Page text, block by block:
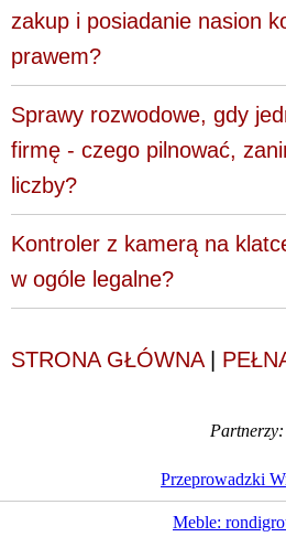
zakup i posiadanie nasion
prawem?
Sprawy rozwodowe, gdy
firmę - czego pilnować,
liczby?
Kontroler z kamerą na
w ogóle legalne?
STRONA GŁÓWNA|
Partnerzy:
Przeprowadzki
Meble: